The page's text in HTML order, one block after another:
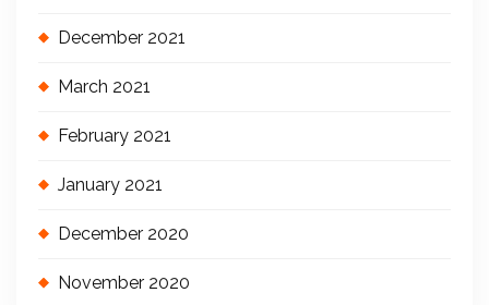
December 2021
March 2021
February 2021
January 2021
December 2020
November 2020